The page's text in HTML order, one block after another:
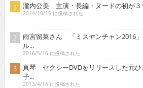
瀧内公美 主演・長編・ヌードの初が３
2014/10/16 に投稿された
雨宮留菜さん 「ミスヤンチャン2016
ル...
2016/5/16 に投稿された
真琴 セクシーDVDをリリースした元ひ
子...
2013/4/16 に投稿された